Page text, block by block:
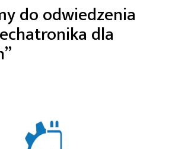
do odwiedzenia
dla